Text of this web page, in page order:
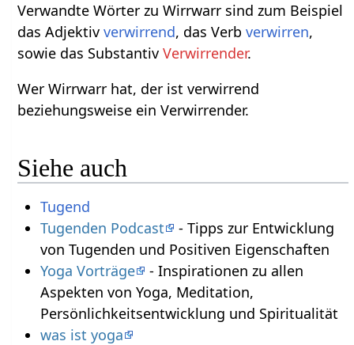
Verwandte Wörter zu Wirrwarr sind zum Beispiel
das Adjektivverwirrend, das Verbverwirren,
sowie das SubstantivVerwirrender.
Wer Wirrwarr hat, der ist verwirrend
beziehungsweise ein Verwirrender.
Siehe auch
Tugend
Tugenden Podcast
- Tipps zur Entwicklung
von Tugenden und Positiven Eigenschaften
Yoga Vorträge
- Inspirationen zu allen
Aspekten von Yoga, Meditation,
Persönlichkeitsentwicklung und Spiritualität
was ist yoga